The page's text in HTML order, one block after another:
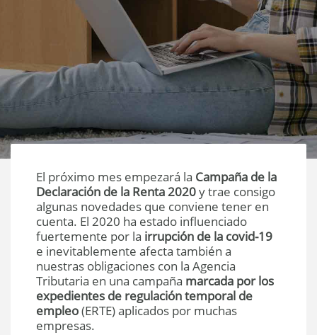
El próximo mes empezará la Campaña de la
Declaración de la Renta 2020y trae consigo
algunas novedades que conviene tener en
cuenta. El 2020 ha estado influenciado
fuertemente por la irrupción de la covid-19
e inevitablemente afecta también a
nuestras obligaciones con la Agencia
Tributaria en una campaña marcada por los
expedientes de regulación temporal de
empleo(ERTE) aplicados por muchas
empresas.